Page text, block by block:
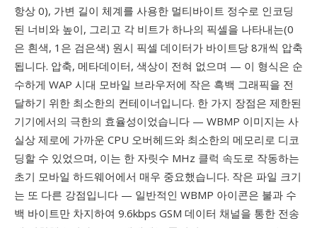
항상 0), 가변 길이 체계를 사용한 멀티바이트 정수로 인코딩
된 너비와 높이, 그리고 각 비트가 하나의 픽셀을 나타내는(0
은 흰색, 1은 검은색) 원시 픽셀 데이터가 바이트당 8개씩 압축
됩니다. 압축, 메타데이터, 색상이 전혀 없으며 — 이 형식은 순
수하게 WAP 시대 모바일 브라우저에 작은 흑백 그래픽을 전
달하기 위한 최소한의 컨테이너입니다. 한 가지 장점은 제한된
기기에서의 극한의 효율성이었습니다 — WBMP 이미지는 사
실상 제로에 가까운 CPU 오버헤드와 최소한의 메모리로 디코
딩할 수 있었으며, 이는 한 자릿수 MHz 클럭 속도로 작동하는
초기 모바일 하드웨어에서 매우 중요했습니다. 작은 파일 크기
는 또 다른 강점입니다 — 일반적인 WBMP 아이콘은 불과 수
백 바이트만 차지하여 9.6kbps GSM 데이터 채널을 통한 전송